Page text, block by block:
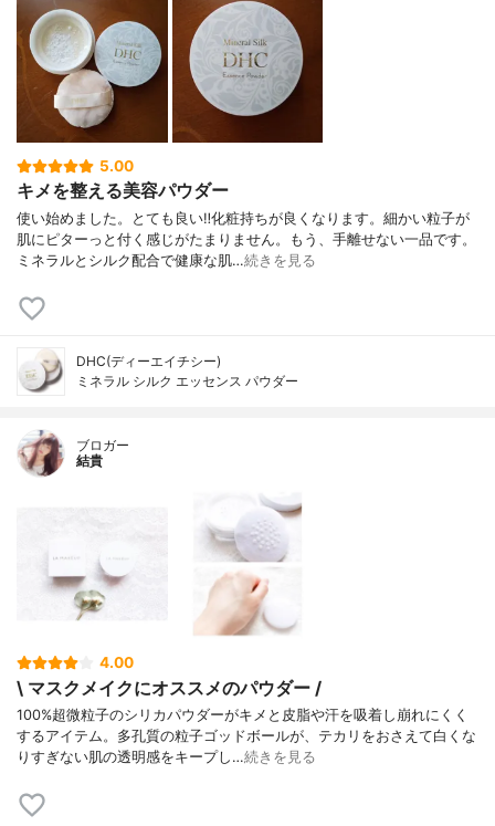
5.00
キメを整える美容パウダー
使い始めました。とても良い‼️化粧持ちが良くなります。細かい粒子が
肌にピターっと付く感じがたまりません。もう、手離せない一品です。
ミネラルとシルク配合で健康な肌…続きを見る
DHC(ディーエイチシー)
ミネラル シルク エッセンス パウダー
ブロガー
結貴
4.00
\ マスクメイクにオススメのパウダー /
100%超微粒子のシリカパウダーがキメと皮脂や汗を吸着し崩れにくく
するアイテム。多孔質の粒子ゴッドボールが、テカリをおさえて白くな
りすぎない肌の透明感をキープし…続きを見る